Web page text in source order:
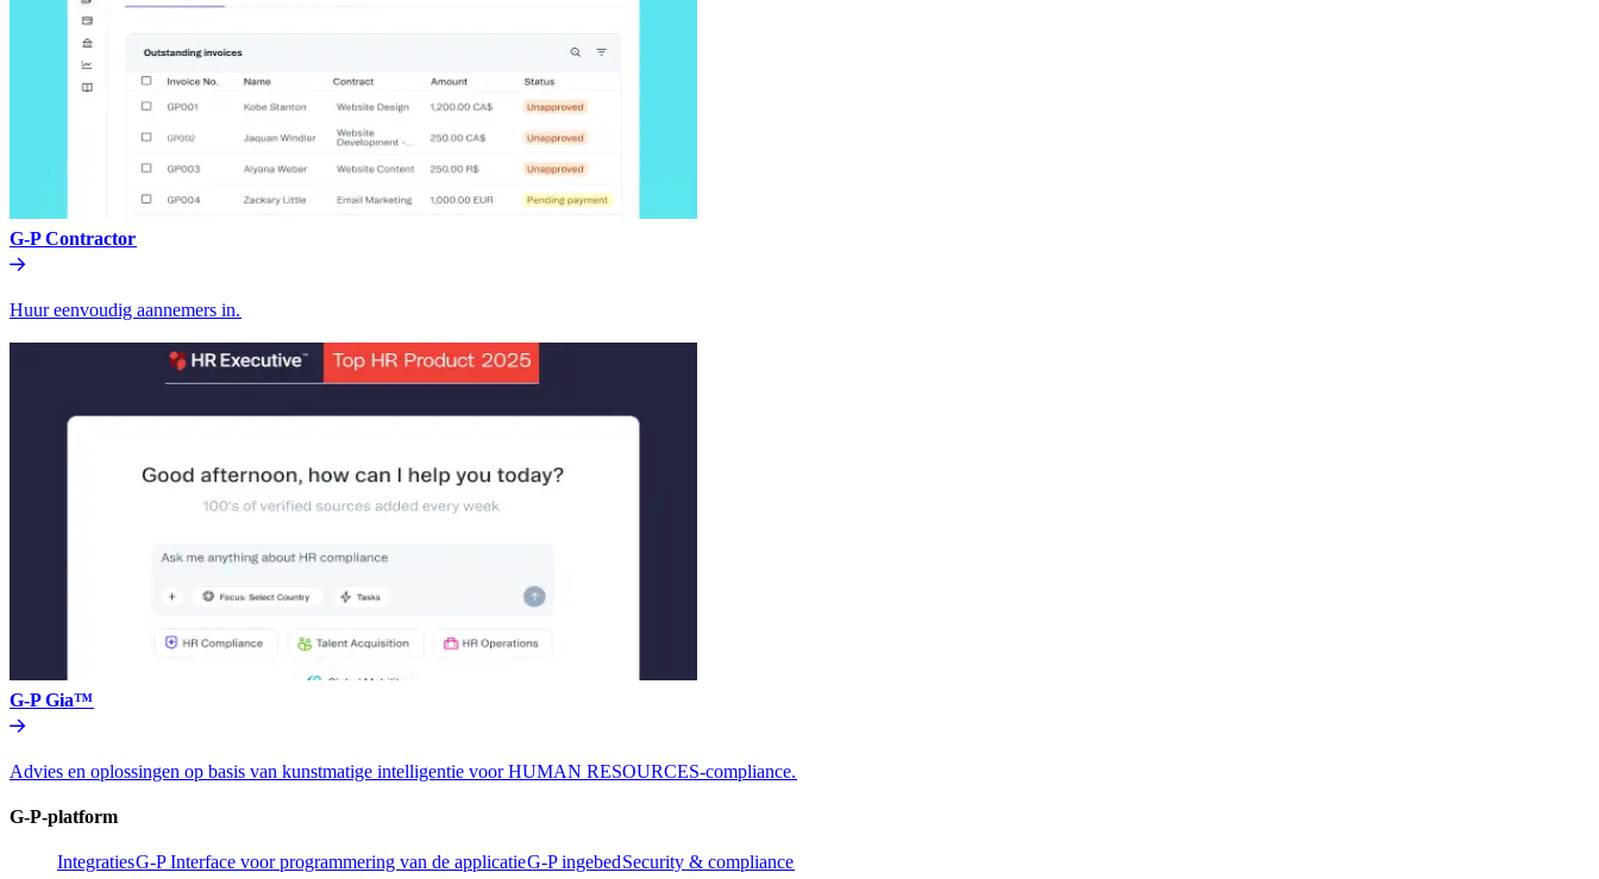
G-P Contractor​​
Huur eenvoudig aannemers in.​​
G-P Gia™​​
Advies en oplossingen op basis van kunstmatige intelligentie voor HUMAN RESOURCES-compliance.​​
G-P-platform​​
Integraties​​G-P Interface voor programmering van de applicatie​​G-P ingebed​​Security & compliance​​